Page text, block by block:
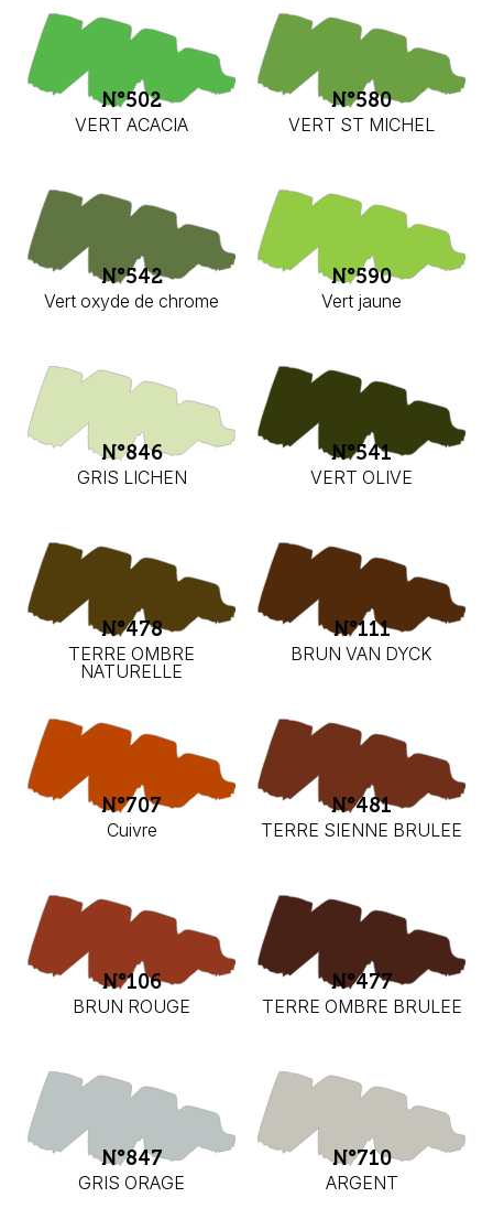
N°502
VERT ACACIA
N°580
VERT ST MICHEL
N°542
Vert oxyde de chrome
N°590
Vert jaune
N°846
GRIS LICHEN
N°541
VERT OLIVE
N°478
TERRE OMBRE
NATURELLE
N°111
BRUN VAN DYCK
N°707
Cuivre
N°481
TERRE SIENNE BRULEE
N°106
BRUN ROUGE
N°477
TERRE OMBRE BRULEE
N°847
GRIS ORAGE
N°710
ARGENT